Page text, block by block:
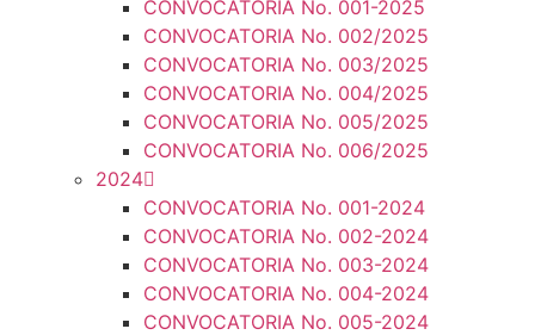
CONVOCATORIA No. 001-2025
CONVOCATORIA No. 002/2025
CONVOCATORIA No. 003/2025
CONVOCATORIA No. 004/2025
CONVOCATORIA No. 005/2025
CONVOCATORIA No. 006/2025
2024
CONVOCATORIA No. 001-2024
CONVOCATORIA No. 002-2024
CONVOCATORIA No. 003-2024
CONVOCATORIA No. 004-2024
CONVOCATORIA No. 005-2024